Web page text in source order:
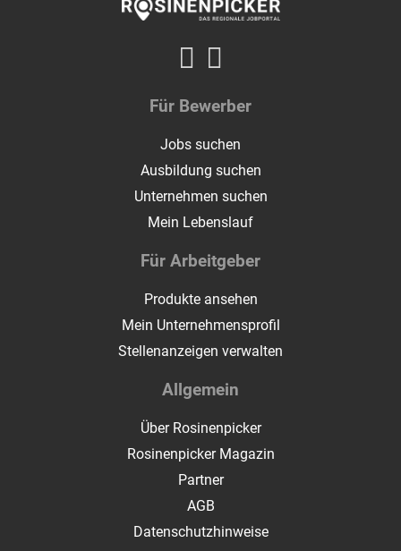
Für Bewerber
Jobs suchen
Ausbildung suchen
Unternehmen suchen
Mein Lebenslauf
Für Arbeitgeber
Produkte ansehen
Mein Unternehmensprofil
Stellenanzeigen verwalten
Allgemein
Über Rosinenpicker
Rosinenpicker Magazin
Partner
AGB
Datenschutzhinweise